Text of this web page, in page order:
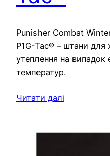
Punisher Combat
P1G-Tac® – штани для
утеплення на
температур.
Читати далі